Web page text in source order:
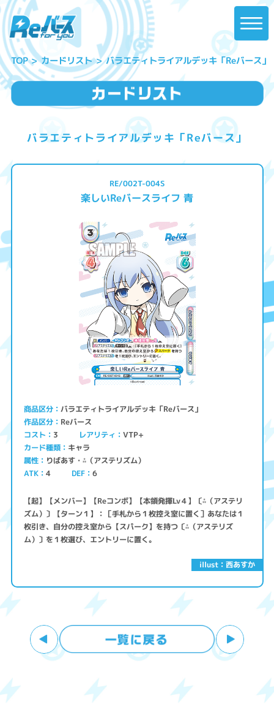
TOP カードリスト バラエティトライアルデッキ「Reバース」
バラエティトライアルデッキ「Reバース」
illust：西あすか
RE/002T-004S
楽しいReバースライフ 青
商品区分 バラエティトライアルデッキ「Reバース」
作品区分 Reバース
コスト 3 レアリティ VTP+
カード種類 キャラ
属性 りばあす・⁂（アステリズム）
ATK 4 DEF 6
【起】【メンバー】【Reコンボ】【本領発揮Lv４】〔⁂（アステリ
ズム）〕【ターン１】：［手札から１枚控え室に置く］あなたは１
枚引き、自分の控え室から【スパーク】を持つ〔⁂（アステリズ
ム）〕を１枚選び、エントリーに置く。